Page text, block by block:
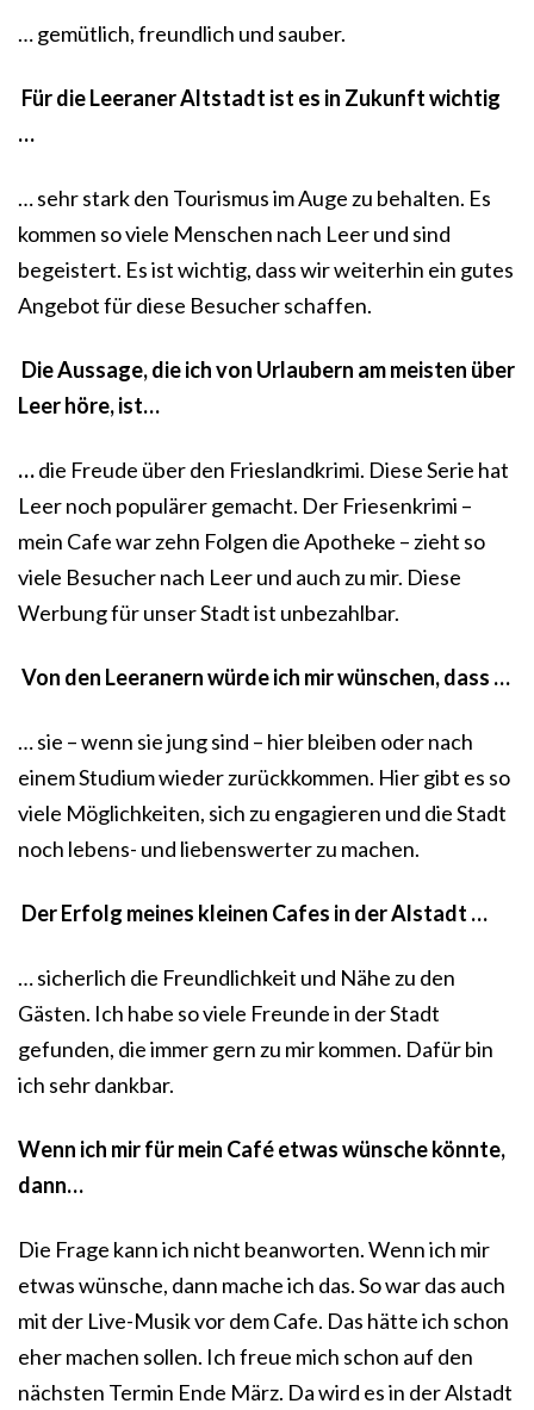
… gemütlich, freundlich und sauber.
Für die Leeraner Altstadt ist es in Zukunft wichtig
…
… sehr stark den Tourismus im Auge zu behalten. Es
kommen so viele Menschen nach Leer und sind
begeistert. Es ist wichtig, dass wir weiterhin ein gutes
Angebot für diese Besucher schaffen.
Die Aussage, die ich von Urlaubern am meisten über
Leer höre, ist…
…die Freude über den Frieslandkrimi. Diese Serie hat
Leer noch populärer gemacht. Der Friesenkrimi –
mein Cafe war zehn Folgen die Apotheke – zieht so
viele Besucher nach Leer und auch zu mir. Diese
Werbung für unser Stadt ist unbezahlbar.
Von den Leeranern würde ich mir wünschen, dass …
… sie – wenn sie jung sind – hier bleiben oder nach
einem Studium wieder zurückkommen. Hier gibt es so
viele Möglichkeiten, sich zu engagieren und die Stadt
noch lebens- und liebenswerter zu machen.
Der Erfolg meines kleinen Cafes in der Alstadt …
… sicherlich die Freundlichkeit und Nähe zu den
Gästen. Ich habe so viele Freunde in der Stadt
gefunden, die immer gern zu mir kommen. Dafür bin
ich sehr dankbar.
Wenn ich mir für mein Café etwas wünsche könnte,
dann…
Die Frage kann ich nicht beanworten. Wenn ich mir
etwas wünsche, dann mache ich das. So war das auch
mit der Live-Musik vor dem Cafe. Das hätte ich schon
eher machen sollen. Ich freue mich schon auf den
nächsten Termin Ende März. Da wird es in der Alstadt